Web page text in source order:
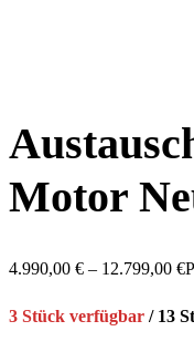
Motor
4.990,00 € – 12.799,00 €
3 Stück verfügbar / 13